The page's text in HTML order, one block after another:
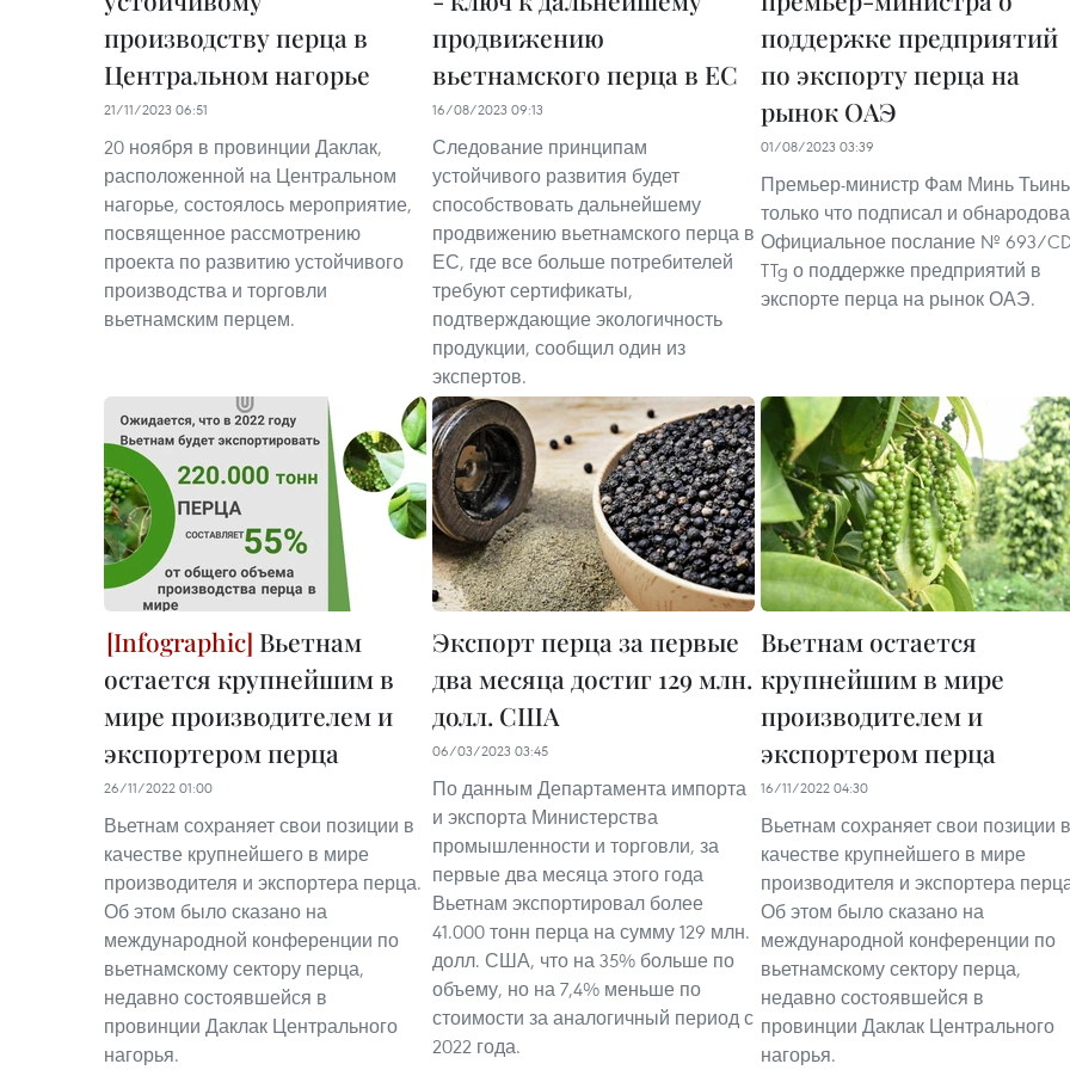
производству перца в
Центральном нагорье
21/11/2023 06:51
20 ноября в провинции Даклак,
расположенной на Центральном
нагорье, состоялось мероприятие,
посвященное рассмотрению
проекта по развитию устойчивого
производства и торговли
вьетнамским перцем.
продвижению
вьетнамского перца в ЕС
16/08/2023 09:13
Следование принципам
устойчивого развития будет
способствовать дальнейшему
продвижению вьетнамского перца в
ЕС, где все больше потребителей
требуют сертификаты,
подтверждающие экологичность
продукции, сообщил один из
экспертов.
поддержке предприятий
по экспорту перца на
рынок ОАЭ
01/08/2023 03:39
Премьер-министр Фам Минь Тьинь
только что подписал и
Официальное послание № 693/
TTg о поддержке предприятий в
экспорте перца на рынок ОАЭ.
Вьетнам
остается крупнейшим в
мире производителем и
экспортером перца
26/11/2022 01:00
Вьетнам сохраняет свои позиции в
качестве крупнейшего в мире
производителя и экспортера перца.
Об этом было сказано на
международной конференции по
вьетнамскому сектору перца,
недавно состоявшейся в
провинции Даклак Центрального
нагорья.
Экспорт перца за первые
два месяца достиг 129 млн.
долл. США
06/03/2023 03:45
По данным Департамента импорта
и экспорта Министерства
промышленности и торговли, за
первые два месяца этого года
Вьетнам экспортировал более
41.000 тонн перца на сумму 129 млн.
долл. США, что на 35% больше по
объему, но на 7,4% меньше по
стоимости за аналогичный период с
2022 года.
Вьетнам остается
крупнейшим в мире
производителем и
экспортером перца
16/11/2022 04:30
Вьетнам сохраняет свои позиции в
качестве крупнейшего в мире
производителя и экспортера
Об этом было сказано на
международной конференции по
вьетнамскому сектору перца,
недавно состоявшейся в
провинции Даклак Центрального
нагорья.